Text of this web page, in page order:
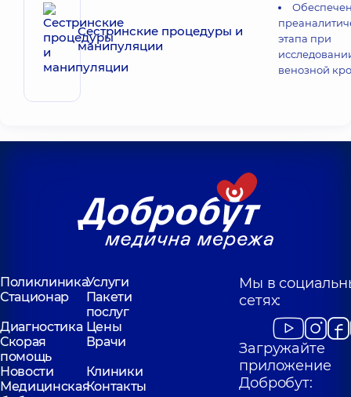
Сестринские процедуры и
манипуляции
этапа при
венозной
ПоликлиникаУслуги
Стационар
Пакети
послуг
Диагностика Цены
Скорая
помощь
Врачи
Новости
Клиники
МедицинскаяКонтакты
Мы в
сетях:
Загружайте
приложение
Добробут: